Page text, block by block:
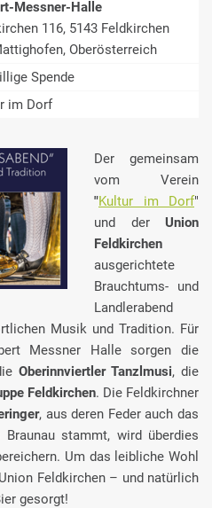
Messner-Halle
116, 5143 Feldkirchen
Oberösterreich
Spende
im Dorf
Der gemeinsam
vom Verein
"Kultur im Dorf"
und der Union
Feldkirchen
ausgerichtete
Brauchtums- und
Landlerabend
Musik und Tradition. Für
Messner Halle sorgen die
Oberinnviertler Tanzlmusi, die
Feldkirchen. Die Feldkirchner
, aus deren Feder auch das
stammt, wird überdies
Um das leibliche Wohl
Feldkirchen – und natürlich
gesorgt!